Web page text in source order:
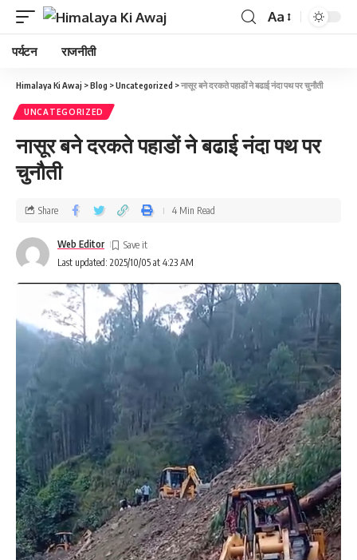
Aa
पर्यटन राजनीती
Himalaya Ki Awaj >Blog >Uncategorized >नासूर बने दरकते पहाडों ने बढाई नंदा पथ पर चुनौती
UNCATEGORIZED
नासूर बने दरकते पहाडों ने बढाई नंदा पथ पर
चुनौती
Last updated: 2025/10/05 at 4:23 AM
Web Editor
Share 4 Min Read